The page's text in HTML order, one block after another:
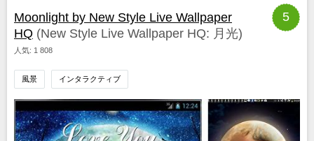
5
Moonlight by New Style Live Wallpaper
HQ (New Style Live Wallpaper HQ: 月光)
人気: 1 808
風景 インタラクティブ